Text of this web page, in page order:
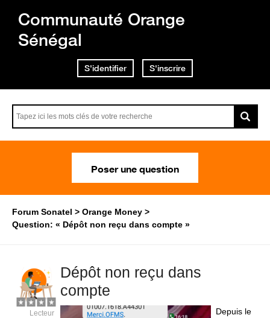
Communauté Orange
Sénégal
S'identifier S'inscrire
Poser une question
Forum Sonatel
Orange Money
Question: « Dépôt non reçu dans compte »
Dépôt non reçu dans
compte
Depuis le
Lecteur